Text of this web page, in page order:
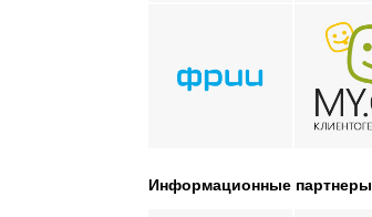
Информационные партнеры